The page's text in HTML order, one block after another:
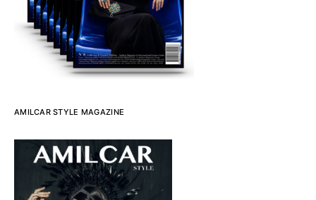
AMILCAR STYLE MAGAZINE